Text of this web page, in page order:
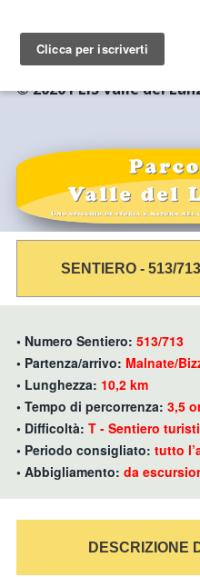
© 2020 PLIS Valle del
SENTIERO - 513/
• Numero Sentiero: 513/713
• Partenza/arrivo: Malnate/
• Lunghezza: 10,2 km
• Tempo di percorrenza: 3,5
• Difficoltà: T - Sentiero
• Periodo consigliato: tutto
• Abbigliamento: da
DESCRIZIONE